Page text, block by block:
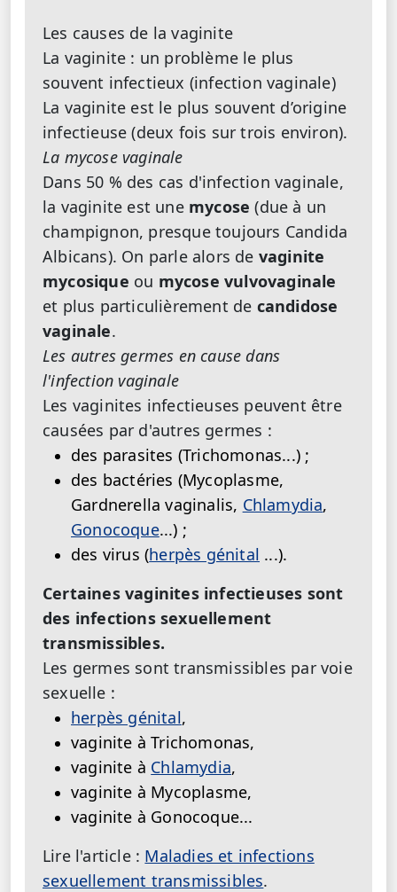
Les causes de la vaginite
La vaginite : un problème le plus
souvent infectieux (infection vaginale)
La vaginite est le plus souvent d’origine
infectieuse (deux fois sur trois environ).
La mycose vaginale
Dans 50 % des cas d'infection vaginale,
la vaginite est unemycose (due à un
champignon, presque toujours Candida
Albicans). On parle alors de vaginite
mycosique ou mycose vulvovaginale
et plus particulièrement de candidose
vaginale.
Les autres germes en cause dans
l'infection vaginale
Les vaginites infectieuses peuvent être
causées par d'autres germes :
des parasites (Trichomonas...) ;
des bactéries (Mycoplasme,
Gardnerella vaginalis, Chlamydia,
Gonocoque...) ;
des virus (herpès génital ...).
Certaines vaginites infectieuses sont
des infections sexuellement
transmissibles.
Les germes sont transmissibles par voie
sexuelle :
herpès génital,
vaginite à Trichomonas,
vaginite à Chlamydia,
vaginite à Mycoplasme,
vaginite à Gonocoque...
Lire l'article : Maladies et infections
sexuellement transmissibles.